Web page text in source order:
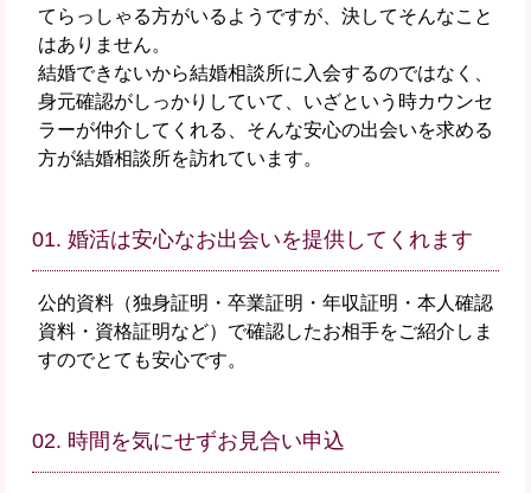
てらっしゃる方がいるようですが、決してそんなこと
はありません。
結婚できないから結婚相談所に入会するのではなく、
身元確認がしっかりしていて、いざという時カウンセ
ラーが仲介してくれる、そんな安心の出会いを求める
方が結婚相談所を訪れています。
01. 婚活は安心なお出会いを提供してくれます
公的資料（独身証明・卒業証明・年収証明・本人確認
資料・資格証明など）で確認したお相手をご紹介しま
すのでとても安心です。
02. 時間を気にせずお見合い申込